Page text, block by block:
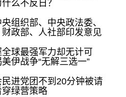
么不反日？
组织部、中央政法委、
政部、人社部印发意见
球最强军力却无计可
伊战争“无解三选一”
进党团不到20分钟被请
绿营策略